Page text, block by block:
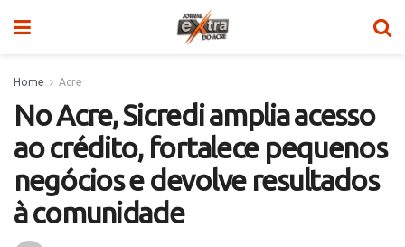
Home Acre
No Acre, Sicredi amplia acesso
ao crédito, fortalece pequenos
negócios e devolve resultados
à comunidade